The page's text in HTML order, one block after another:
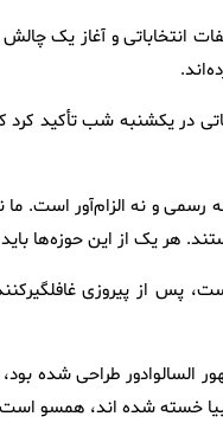
انتخاباتی و آغاز یک
در یکشنبه شب تأکید
و نه الزام‌آور است. ما
السالوادور طراحی شده
خسته شده اند، همسو